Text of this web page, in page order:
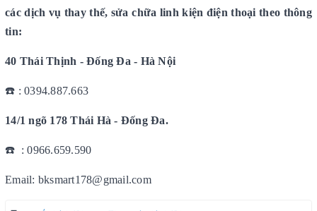
các dịch vụ thay thế, sửa chữa linh kiện điện thoại theo thông
tin:
40 Thái Thịnh - Đống Đa - Hà Nội
☎️ : 0394.887.663
14/1 ngõ 178 Thái Hà - Đống Đa.
☎️ : 0966.659.590
Email: bksmart178@gmail.com